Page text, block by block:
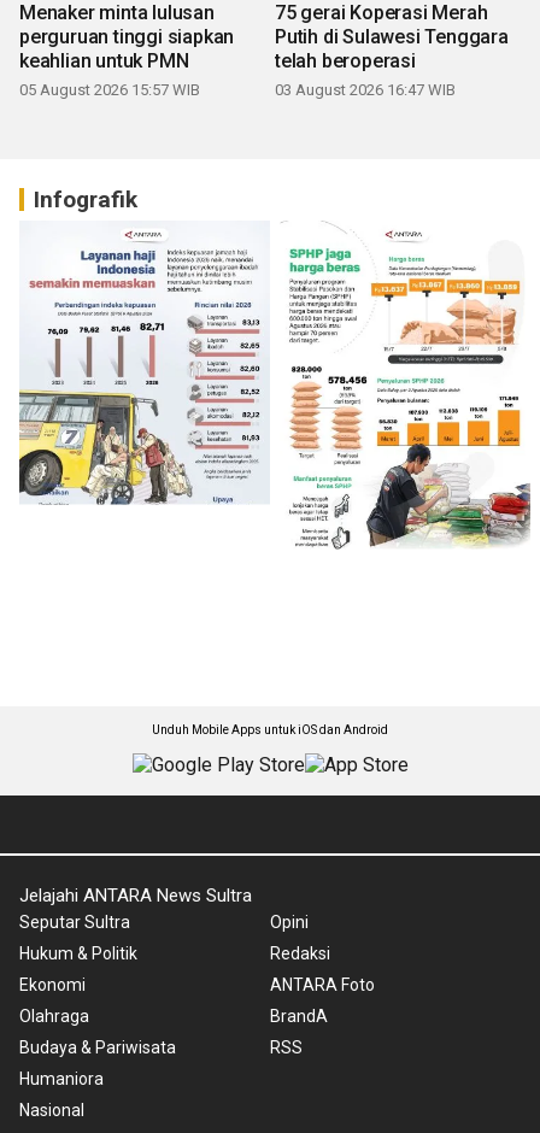
Menaker minta lulusan
perguruan tinggi siapkan
keahlian untuk PMN
05 August 2026 15:57 WIB
75 gerai Koperasi Merah
Putih di Sulawesi Tenggara
telah beroperasi
03 August 2026 16:47 WIB
Infografik
Unduh Mobile Apps untuk iOS dan Android
Jelajahi ANTARA News Sultra
Seputar Sultra
Hukum & Politik
Ekonomi
Olahraga
Budaya & Pariwisata
Humaniora
Nasional
Opini
Redaksi
ANTARA Foto
BrandA
RSS